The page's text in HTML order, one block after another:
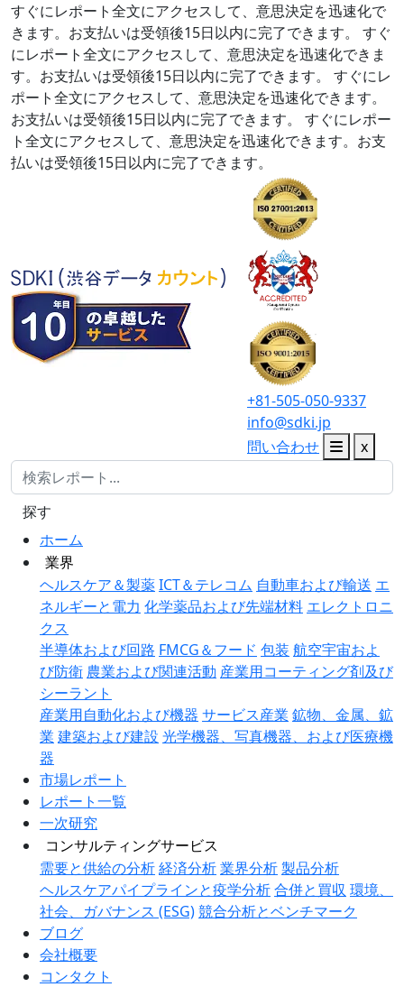
すぐにレポート全文にアクセスして、意思決定を迅速化で
きます。お支払いは受領後15日以内に完了できます。
すぐ
にレポート全文にアクセスして、意思決定を迅速化できま
す。お支払いは受領後15日以内に完了できます。
すぐにレ
ポート全文にアクセスして、意思決定を迅速化できます。
お支払いは受領後15日以内に完了できます。
すぐにレポー
ト全文にアクセスして、意思決定を迅速化できます。お支
払いは受領後15日以内に完了できます。
+81-505-050-9337
info@sdki.jp
問い合わせ
x
ホーム
業界
ヘルスケア＆製薬ICT＆テレコム 自動車および輸送 エ
ネルギーと電力 化学薬品および先端材料 エレクトロニ
クス
半導体および回路 FMCG＆フード 包装 航空宇宙およ
び防衛 農業および関連活動 産業用コーティング剤及び
シーラント
産業用自動化および機器 サービス産業 鉱物、金属、鉱
業 建築および建設 光学機器、写真機器、および医療機
器
市場レポート
レポート一覧
一次研究
コンサルティングサービス
需要と供給の分析経済分析業界分析製品分析
ヘルスケアパイプラインと疫学分析合併と買収 環境、
社会、ガバナンス (ESG)競合分析とベンチマーク
ブログ
会社概要
コンタクト
探す